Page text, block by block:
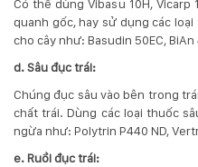
Có thể dùng Vibasu 10H,
quanh gốc, hay sử dụng các
cho cây như: Basudin 50EC,
d. Sâu đục trái:
Chúng đục sâu vào bên trong
chất trái. Dùng các loại thuốc
ngừa như: Polytrin P440 ND,
e. Ruồi đục trái: